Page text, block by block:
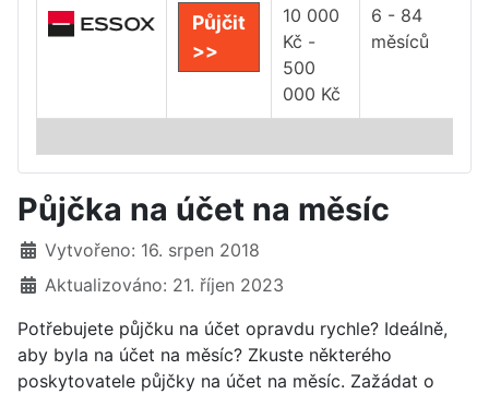
Půjčit
>>
10 000
Kč -
500
000 Kč
6 - 84
měsíců
Půjčka na účet na měsíc
Základní údaje
Vytvořeno: 16. srpen 2018
Aktualizováno: 21. říjen 2023
Potřebujete půjčku na účet opravdu rychle? Ideálně,
aby byla na účet na měsíc? Zkuste některého
poskytovatele půjčky na účet na měsíc. Zažádat o